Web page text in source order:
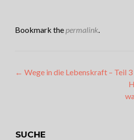
Bookmark the permalink.
Artikel-
← Wege in die Lebenskraft – Teil 3
SUCHE